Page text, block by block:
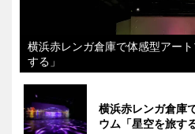
横浜赤レンガ倉庫で体感型アー
する」
横浜赤レンガ倉庫
ウム「星空を旅す